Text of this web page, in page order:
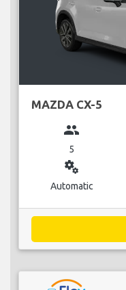
MAZDA CX-5
group
5
miscellaneous_services
Automatic